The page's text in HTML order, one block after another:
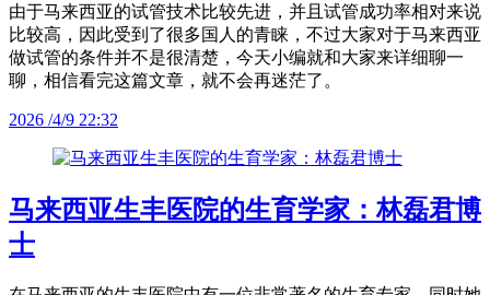
由于马来西亚的试管技术比较先进，并且试管成功率相对来说
比较高，因此受到了很多国人的青睐，不过大家对于马来西亚
做试管的条件并不是很清楚，今天小编就和大家来详细聊一
聊，相信看完这篇文章，就不会再迷茫了。
2026 /4/9 22:32
马来西亚生丰医院的生育学家：林磊君博
士